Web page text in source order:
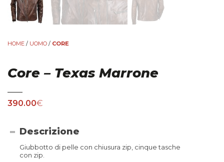
HOME / UOMO / CORE
Core – Texas Marrone
390.00€
Descrizione
Giubbotto di pelle con chiusura zip, cinque tasche
con zip.